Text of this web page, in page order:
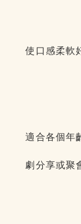
使口感柔軟
適合各個年
劇分享或聚